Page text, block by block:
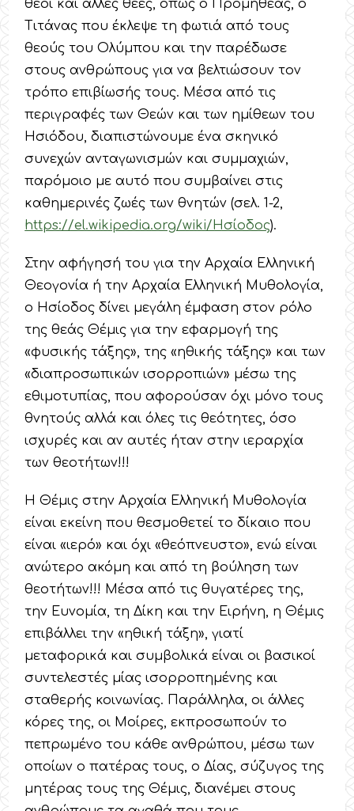
θεοί και άλλες θεές, όπως ο Προμηθέας, ο
Τιτάνας που έκλεψε τη φωτιά από τους
θεούς του Ολύμπου και την παρέδωσε
στους ανθρώπους για να βελτιώσουν τον
τρόπο επιβίωσής τους. Μέσα από τις
περιγραφές των Θεών και των ημίθεων του
Ησιόδου, διαπιστώνουμε ένα σκηνικό
συνεχών ανταγωνισμών και συμμαχιών,
παρόμοιο με αυτό που συμβαίνει στις
καθημερινές ζωές των θνητών (σελ. 1-2,
https://el.wikipedia.org/wiki/Ησίοδος).
Στην αφήγησή του για την Αρχαία Ελληνική
Θεογονία ή την Αρχαία Ελληνική Μυθολογία,
ο Ησίοδος δίνει μεγάλη έμφαση στον ρόλο
της θεάς Θέμις για την εφαρμογή της
«φυσικής τάξης», της «ηθικής τάξης» και των
«διαπροσωπικών ισορροπιών» μέσω της
εθιμοτυπίας, που αφορούσαν όχι μόνο τους
θνητούς αλλά και όλες τις θεότητες, όσο
ισχυρές και αν αυτές ήταν στην ιεραρχία
των θεοτήτων!!!
Η Θέμις στην Αρχαία Ελληνική Μυθολογία
είναι εκείνη που θεσμοθετεί το δίκαιο που
είναι «ιερό» και όχι «θεόπνευστο», ενώ είναι
ανώτερο ακόμη και από τη βούληση των
θεοτήτων!!! Μέσα από τις θυγατέρες της,
την Ευνομία, τη Δίκη και την Ειρήνη, η Θέμις
επιβάλλει την «ηθική τάξη», γιατί
μεταφορικά και συμβολικά είναι οι βασικοί
συντελεστές μίας ισορροπημένης και
σταθερής κοινωνίας. Παράλληλα, οι άλλες
κόρες της, οι Μοίρες, εκπροσωπούν το
πεπρωμένο του κάθε ανθρώπου, μέσω των
οποίων ο πατέρας τους, ο Δίας, σύζυγος της
μητέρας τους της Θέμις, διανέμει στους